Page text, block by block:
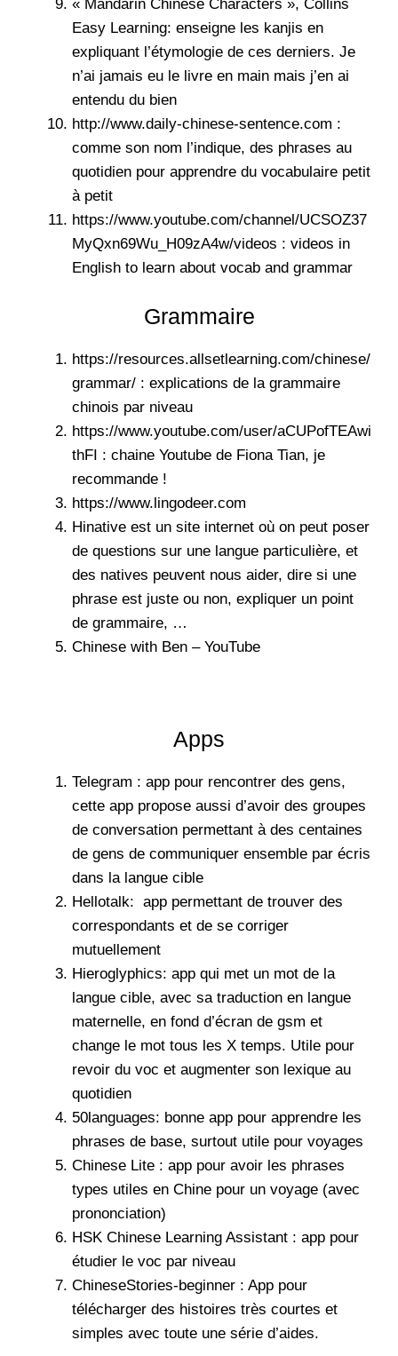
« Mandarin Chinese Characters », Collins
Easy Learning: enseigne les kanjis en
expliquant l’étymologie de ces derniers. Je
n’ai jamais eu le livre en main mais j’en ai
entendu du bien
http://www.daily-chinese-sentence.com :
comme son nom l’indique, des phrases au
quotidien pour apprendre du vocabulaire petit
à petit
https://www.youtube.com/channel/UCSOZ37
MyQxn69Wu_H09zA4w/videos : videos in
English to learn about vocab and grammar
Grammaire
https://resources.allsetlearning.com/chinese/
grammar/ : explications de la grammaire
chinois par niveau
https://www.youtube.com/user/aCUPofTEAwi
thFI : chaine Youtube de Fiona Tian, je
recommande !
https://www.lingodeer.com
Hinative est un site internet où on peut poser
de questions sur une langue particulière, et
des natives peuvent nous aider, dire si une
phrase est juste ou non, expliquer un point
de grammaire, …
Chinese with Ben – YouTube
Apps
Telegram : app pour rencontrer des gens,
cette app propose aussi d’avoir des groupes
de conversation permettant à des centaines
de gens de communiquer ensemble par écris
dans la langue cible
Hellotalk: app permettant de trouver des
correspondants et de se corriger
mutuellement
Hieroglyphics: app qui met un mot de la
langue cible, avec sa traduction en langue
maternelle, en fond d’écran de gsm et
change le mot tous les X temps. Utile pour
revoir du voc et augmenter son lexique au
quotidien
50languages: bonne app pour apprendre les
phrases de base, surtout utile pour voyages
Chinese Lite : app pour avoir les phrases
types utiles en Chine pour un voyage (avec
prononciation)
HSK Chinese Learning Assistant : app pour
étudier le voc par niveau
ChineseStories-beginner : App pour
télécharger des histoires très courtes et
simples avec toute une série d’aides.